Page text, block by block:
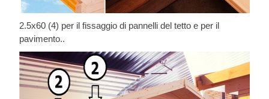
2.5x60 (4) per il fissaggio di pannelli del tetto e per il
pavimento..